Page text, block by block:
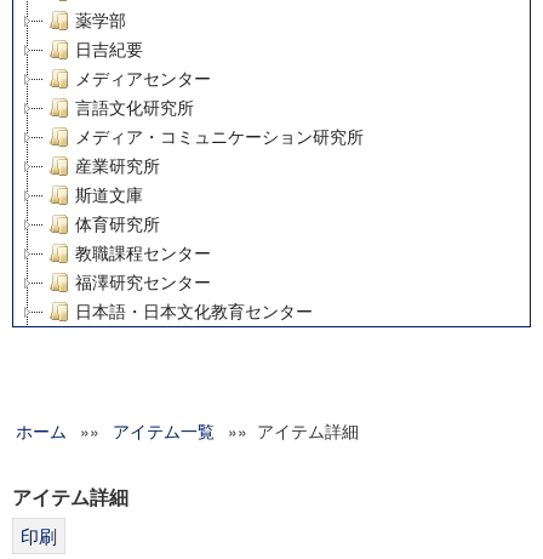
薬学部
日吉紀要
メディアセンター
言語文化研究所
メディア・コミュニケーション研究所
産業研究所
斯道文庫
体育研究所
教職課程センター
福澤研究センター
日本語・日本文化教育センター
グローバルリサーチインスティテュート
科学研究費補助金研究成果報告書
ホーム »» アイテム一覧 »» アイテム詳細
アイテム詳細